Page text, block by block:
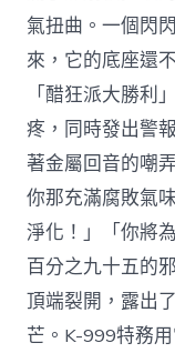
氣扭曲。一個閃
來，它的底座還
「醋狂派大勝利
疼，同時發出警
著金屬回音的嘲
你那充滿腐敗氣
淨化！」「你將
百分之九十五的
頂端裂開，露出
芒。K-999特務